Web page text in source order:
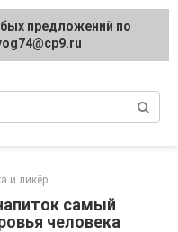
и ликёр
самый
человека
предложений по